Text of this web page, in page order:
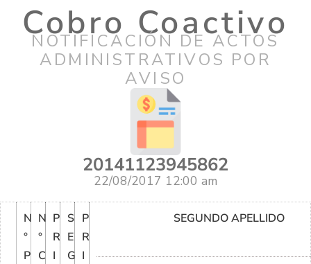
Cobro Coactivo
NOTIFICACIÓN DE ACTOS
ADMINISTRATIVOS POR
AVISO
20141123945862
22/08/2017 12:00 am
N
°
P
N
°
C
P
R
I
S
E
G
P
R
I
SEGUNDO APELLIDO